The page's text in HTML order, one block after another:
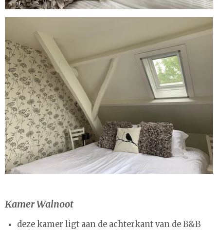
Kamer Walnoot
deze kamer ligt aan de achterkant van de B&B